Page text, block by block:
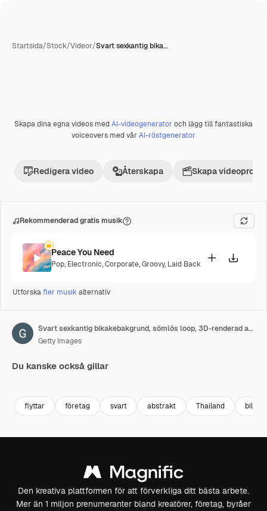
Startsida/Stock/Videor/Svart sexkantig bika…
Premie
Skapa dina egna videos medAI-videogenerator och lägg till fantastiska
voiceovers med vår AI-röstgenerator
Redigera video Återskapa Skapa
Rekommenderad gratis musik
Peace You Need
Pop, Electronic,Corporate,Groovy, Laid Back
Utforskafler musikalternativ
Svart sexkantig bikakebakgrund, sömlös loop, 3D-renderad animation
Getty Images
Du kanske också gillar
flyttar företag svart abstrakt Thailand bild
Den kreativa plattformen för att förverkliga ditt bästa arbete.
Mer än 1 miljon prenumeranter bland kreatörer, företag, byråer